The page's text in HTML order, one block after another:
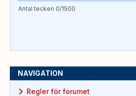
Antal tecken 0/1500
NAVIGATION
Regler för forumet